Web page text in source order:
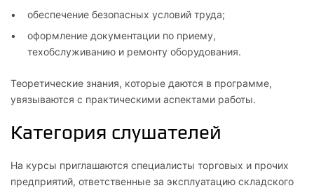
обеспечение безопасных условий труда;
оформление документации по приему,
техобслуживанию и ремонту оборудования.
Теоретические знания, которые даются в программе,
увязываются с практическими аспектами работы.
Категория слушателей
На курсы приглашаются специалисты торговых и прочих
предприятий, ответственные за эксплуатацию складского